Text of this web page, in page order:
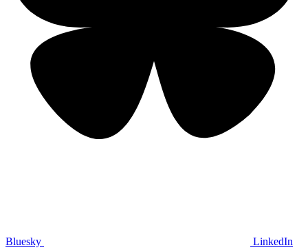
Bluesky LinkedIn